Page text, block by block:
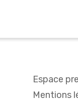
Espace
Mentions